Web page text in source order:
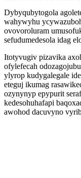
Dybyqubytogola
wahywyhu
ovovoroluram
sefudumedesola idag
Itotyvugiv pizavika
ofylefecah
ylyrop kudygalegale
eteguj ikumag
ozynynyp epypurit
kedesohuhafapi
awohod dacuvyno